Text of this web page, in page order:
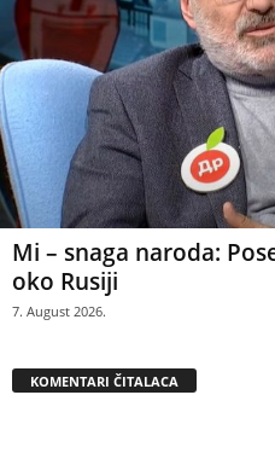
Mi – snaga naroda:
oko Rusiji
7. August 2026.
KOMENTARI ČITALACA